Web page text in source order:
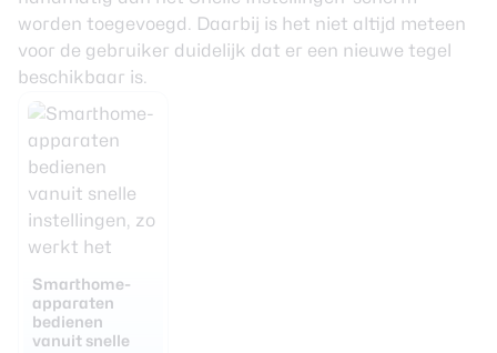
worden toegevoegd. Daarbij is het niet altijd meteen
voor de gebruiker duidelijk dat er een nieuwe tegel
beschikbaar is.
Smarthome-
apparaten
bedienen
vanuit snelle